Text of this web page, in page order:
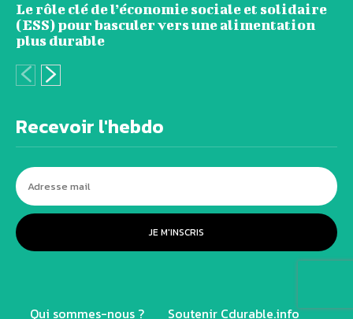
Le rôle clé de l’économie sociale et solidaire
(ESS) pour basculer vers une alimentation
plus durable
Recevoir l'hebdo
JE M'INSCRIS
Qui sommes-nous ? Soutenir Cdurable.info